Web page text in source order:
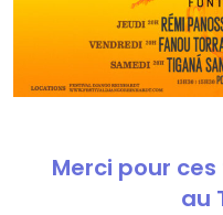
Merci pour
au